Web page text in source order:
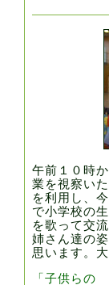
午前１０時
業を視察い
を利用し、
で小学校の
を歌って交
姉さん達の
思います。
「子供らの